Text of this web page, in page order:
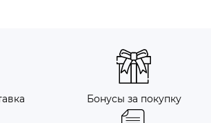
Бонусы за покупку